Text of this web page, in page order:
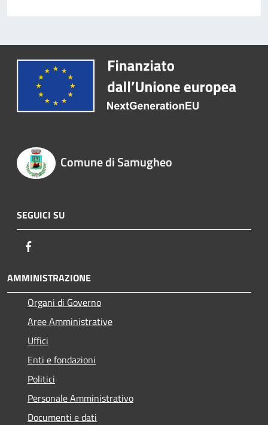
Comune di Samugheo
SEGUICI SU
AMMINISTRAZIONE
Organi di Governo
Aree Amministrative
Uffici
Enti e fondazioni
Politici
Personale Amministrativo
Documenti e dati